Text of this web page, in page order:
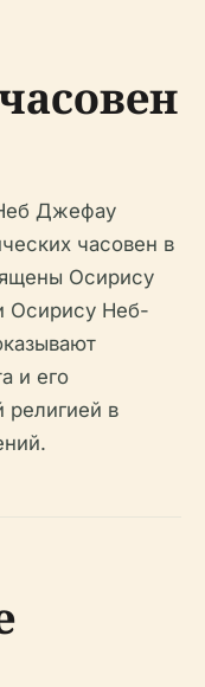
Джефау
часовен в
Осирису
Осирису Неб-
и его
религией в